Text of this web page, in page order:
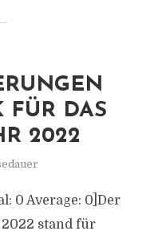
FÜR DAS
2022
0 Average: 0]Der
stand für